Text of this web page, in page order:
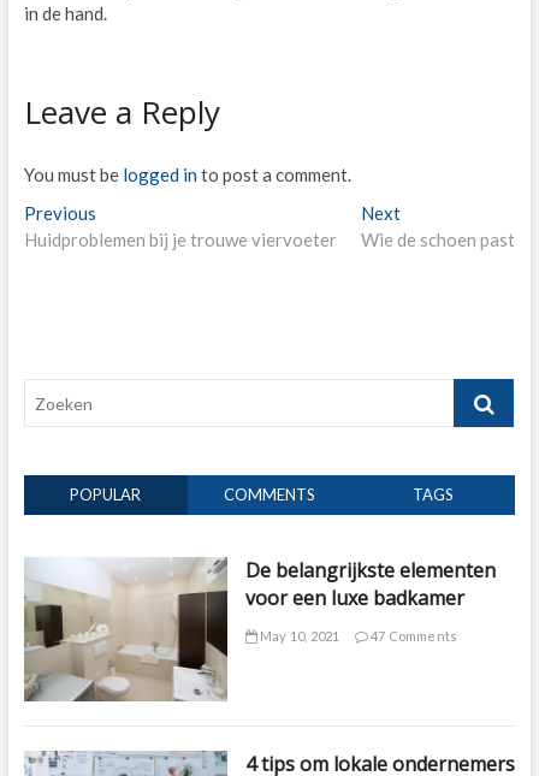
in de hand.
Leave a Reply
You must be logged in to post a comment.
Post
navigation
PreviousPrevious
post:
Huidproblemen bij je trouwe viervoeter
NextNext
post:
Wie de schoen past
Zoeken
POPULAR COMMENTS TAGS
De belangrijkste elementen
voor een luxe badkamer
May 10, 2021 47 Comments
4 tips om lokale ondernemers